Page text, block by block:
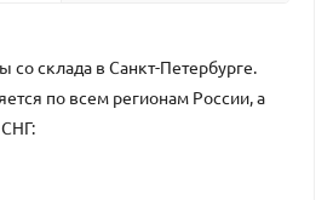
со склада в Санкт-Петербурге.
по всем регионам России, а